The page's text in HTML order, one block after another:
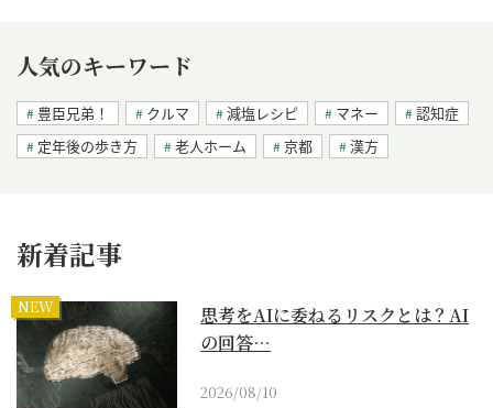
人気のキーワード
豊臣兄弟！ クルマ 減塩レシピ マネー
認知症
定年後の歩き方
老人ホーム 京都 漢方
新着記事
NEW
思考をAIに委ねるリスクとは？AI
の回答…
2026/08/10